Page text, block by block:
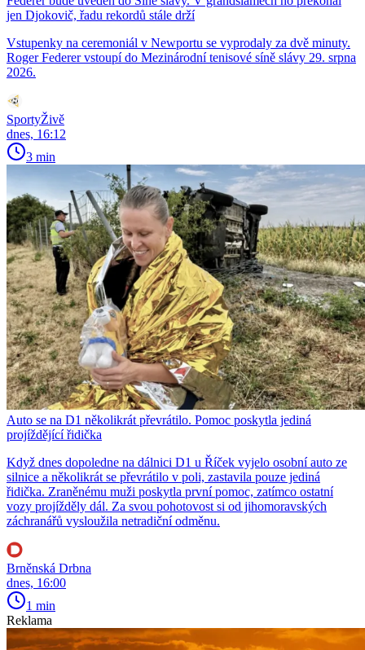
jen Djokovič, řadu rekordů stále drží
Vstupenky na ceremoniál v Newportu se vyprodaly za dvě minuty.
Roger Federer vstoupí do Mezinárodní tenisové síně slávy 29. srpna
2026.
SportyŽivě
dnes, 16:12
3 min
Auto se na D1 několikrát převrátilo. Pomoc poskytla jediná
projíždějící řidička
Když dnes dopoledne na dálnici D1 u Říček vyjelo osobní auto ze
silnice a několikrát se převrátilo v poli, zastavila pouze jediná
řidička. Zraněnému muži poskytla první pomoc, zatímco ostatní
vozy projížděly dál. Za svou pohotovost si od jihomoravských
záchranářů vysloužila netradiční odměnu.
Brněnská Drbna
dnes, 16:00
1 min
Reklama